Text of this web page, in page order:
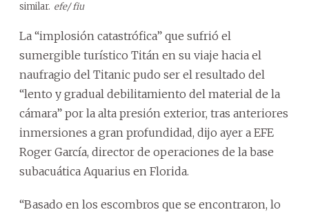
similar. efe/ fiu
La “implosión catastrófica” que sufrió el
sumergible turístico Titán en su viaje hacia el
naufragio del Titanic pudo ser el resultado del
“lento y gradual debilitamiento del material de la
cámara” por la alta presión exterior, tras anteriores
inmersiones a gran profundidad, dijo ayer a EFE
Roger García, director de operaciones de la base
subacuática Aquarius en Florida.
“Basado en los escombros que se encontraron, lo